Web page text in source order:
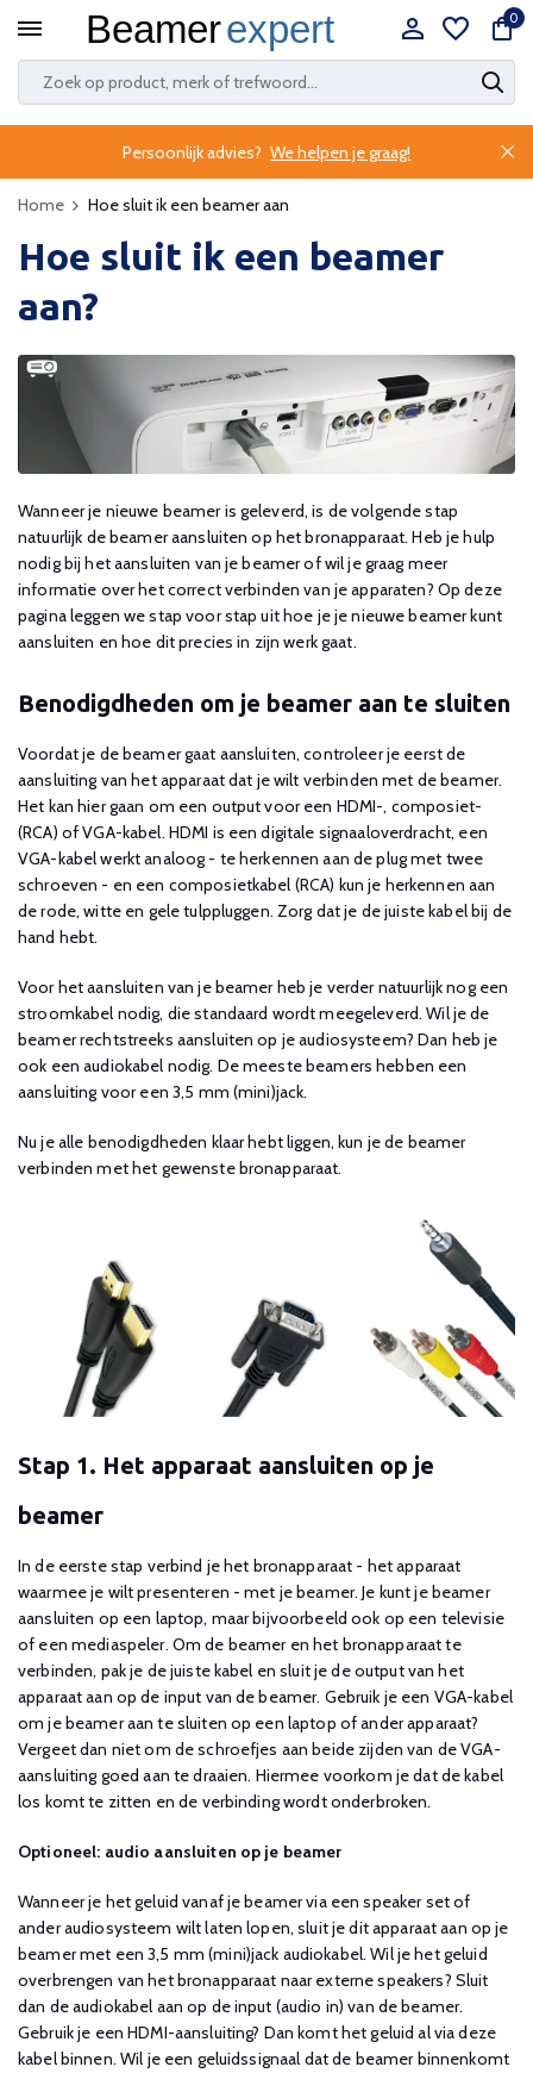
0
Persoonlijk advies? We helpen je graag!
Home Hoe sluit ik een beamer aan
Hoe sluit ik een beamer
aan?
Wanneer je nieuwe beamer is geleverd, is de volgende stap
natuurlijk de beamer aansluiten op het bronapparaat. Heb je hulp
nodig bij het aansluiten van je beamer of wil je graag meer
informatie over het correct verbinden van je apparaten? Op deze
pagina leggen we stap voor stap uit hoe je je nieuwe beamer kunt
aansluiten en hoe dit precies in zijn werk gaat.
Benodigdheden om je beamer aan te sluiten
Voordat je de beamer gaat aansluiten, controleer je eerst de
aansluiting van het apparaat dat je wilt verbinden met de beamer.
Het kan hier gaan om een output voor een HDMI-, composiet-
(RCA) of VGA-kabel. HDMI is een digitale signaaloverdracht, een
VGA-kabel werkt analoog - te herkennen aan de plug met twee
schroeven - en een composietkabel (RCA) kun je herkennen aan
de rode, witte en gele tulppluggen. Zorg dat je de juiste kabel bij de
hand hebt.
Voor het aansluiten van je beamer heb je verder natuurlijk nog een
stroomkabel nodig, die standaard wordt meegeleverd. Wil je de
beamer rechtstreeks aansluiten op je audiosysteem? Dan heb je
ook een audiokabel nodig. De meeste beamers hebben een
aansluiting voor een 3,5 mm (mini)jack.
Nu je alle benodigdheden klaar hebt liggen, kun je de beamer
verbinden met het gewenste bronapparaat.
Stap 1. Het apparaat aansluiten op je
beamer
In de eerste stap verbind je het bronapparaat - het apparaat
waarmee je wilt presenteren - met je beamer. Je kunt je beamer
aansluiten op een laptop, maar bijvoorbeeld ook op een televisie
of een mediaspeler. Om de beamer en het bronapparaat te
verbinden, pak je de juiste kabel en sluit je de output van het
apparaat aan op de input van de beamer. Gebruik je een VGA-kabel
om je beamer aan te sluiten op een laptop of ander apparaat?
Vergeet dan niet om de schroefjes aan beide zijden van de VGA-
aansluiting goed aan te draaien. Hiermee voorkom je dat de kabel
los komt te zitten en de verbinding wordt onderbroken.
Optioneel: audio aansluiten op je beamer
Wanneer je het geluid vanaf je beamer via een speaker set of
ander audiosysteem wilt laten lopen, sluit je dit apparaat aan op je
beamer met een 3,5 mm (mini)jack audiokabel. Wil je het geluid
overbrengen van het bronapparaat naar externe speakers? Sluit
dan de audiokabel aan op de input (audio in) van de beamer.
Gebruik je een HDMI-aansluiting? Dan komt het geluid al via deze
kabel binnen. Wil je een geluidssignaal dat de beamer binnenkomt